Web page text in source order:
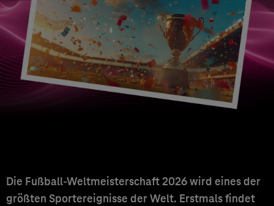
Die Fußball-Weltmeisterschaft 2026 wird eines der
größten Sportereignisse der Welt. Erstmals findet